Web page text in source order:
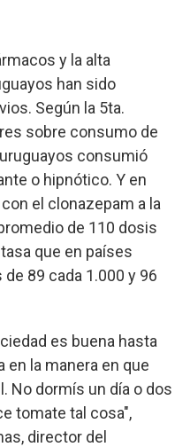
y la alta
han sido
Según la 5ta.
sobre consumo de
consumió
o hipnótico. Y en
el clonazepam a la
de 110 dosis
que en países
89 cada 1.000 y 96
es buena hasta
en la manera en que
No dormís un día o dos
tomate tal cosa",
director del